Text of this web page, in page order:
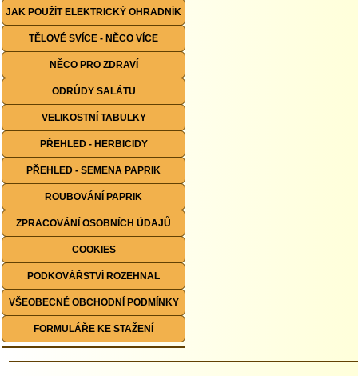
JAK POUŽÍT ELEKTRICKÝ OHRADNÍK
TĚLOVÉ SVÍCE - NĚCO VÍCE
NĚCO PRO ZDRAVÍ
ODRŮDY SALÁTU
VELIKOSTNÍ TABULKY
PŘEHLED - HERBICIDY
PŘEHLED - SEMENA PAPRIK
ROUBOVÁNÍ PAPRIK
ZPRACOVÁNÍ OSOBNÍCH ÚDAJŮ
COOKIES
PODKOVÁŘSTVÍ ROZEHNAL
VŠEOBECNÉ OBCHODNÍ PODMÍNKY
FORMULÁŘE KE STAŽENÍ